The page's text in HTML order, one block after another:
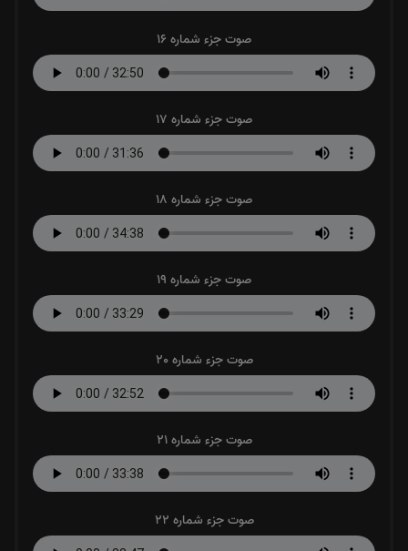
صوت جزء شماره 16
صوت جزء شماره 17
صوت جزء شماره 18
صوت جزء شماره 19
صوت جزء شماره 20
صوت جزء شماره 21
صوت جزء شماره 22